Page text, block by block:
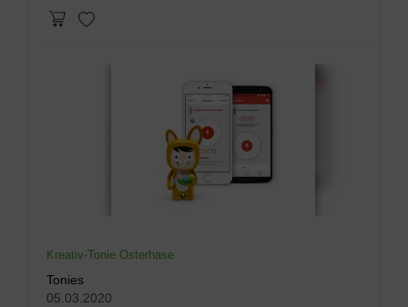
Kreativ-Tonie Osterhase
Tonies
05.03.2020